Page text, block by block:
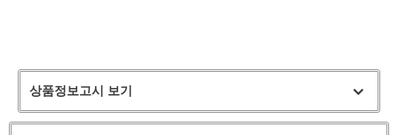
상품정보고시 보기